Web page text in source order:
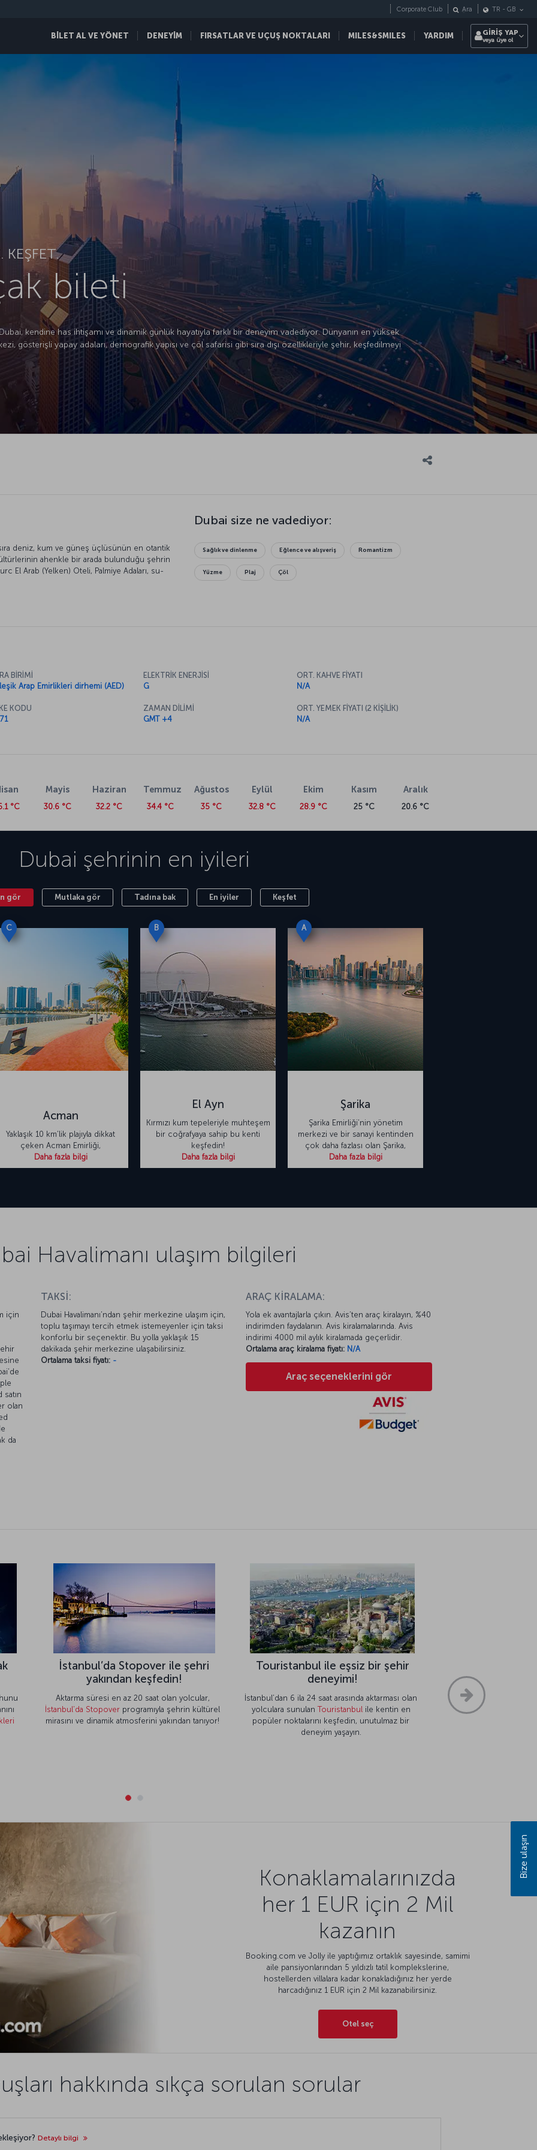
BİLET AL VE YÖNET DENEYİM FIRSATLAR VE UÇUŞ NOKTALARI MILES&SMILES YARDIM
Corporate Club Ara TR - GB
GİRİŞ YAP
veya üye ol
KEŞFET.
bileti
kendine has ihtişamı ve dinamik günlük hayatıyla farklı bir deneyim vadediyor. Dünyanın en yüksek
gösterişli yapay adaları, demografik yapısı ve çöl safarisi gibi sıra dışı özellikleriyle şehir, keşfedilmeyi
deniz, kum ve güneş üçlüsünün en otantik
ahenkle bir arada bulunduğu şehrin
El Arab (Yelken) Oteli, Palmiye Adaları, su-
sıcaklığın 40 derece dolaylarında seyrettiğini;
dereceyi, geceleri ise 30 dereceyi
için ekim-mayıs ayları arasını tercih
gezilecek yerler listenize dünyanın en
bir deneyim alanı sunuyor. 1787
Dubai Müzesi’nde bölgenin geçmiş
muhteşem manzarasını seyretmeye olanak
için 1 şehir 3 gün: Dubai içeriğimizi
bileti alın
4 saat 30 dakika sürüyor. İstanbul’dan
bulunuyor. Farklı şehirlerden
aktarmalı olarak yapılıyor. Dubai’ye uçmak
üzerinden satın alabilirsiniz.
yer alan palmiye ağaçlarıyla süslü yollar,
sağlayacak şekilde tasarlanmıştır.
Havalimanında butik mağazalar ve
ve rahatlatıcı spa hizmetleri gibi konforlu
5 km mesafedeki Garhoud bölgesinde yer
Dubai size ne vadediyor:
Sağlık ve dinlenme Eğlence ve alışveriş Romantizm
Yüzme Plaj Çöl
BİRİMİ
Arap Emirlikleri dirhemi (AED)
KODU
ELEKTRİK ENERJİSİ
G
ZAMAN DİLİMİ
GMT +4
ORT. KAHVE FİYATI
N/A
ORT. YEMEK FİYATI (2 KİŞİLİK)
N/A
°C
Mayis
30.6 °C
Haziran
32.2 °C
Temmuz
34.4 °C
Ağustos
35 °C
Eylül
32.8 °C
Ekim
28.9 °C
Kasım
25 °C
Aralık
20.6 °C
Dubai şehrinin en iyileri
gör Mutlaka gör Tadına bak En iyiler Keşfet
C
Acman
Yaklaşık 10 km’lik plajıyla dikkat
çeken Acman Emirliği,
Daha fazla bilgi
B
El Ayn
Kırmızı kum tepeleriyle muhteşem
bir coğrafyaya sahip bu kenti
keşfedin!
Daha fazla bilgi
A
Şarika
Şarika Emirliği’nin yönetim
merkezi ve bir sanayi kentinden
çok daha fazlası olan Şarika,
Daha fazla bilgi
Havalimanı ulaşım bilgileri
için
satın
olan
da
TAKSİ:
Dubai Havalimanı’ndan şehir merkezine ulaşım için,
toplu taşımayı tercih etmek istemeyenler için taksi
konforlu bir seçenektir. Bu yolla yaklaşık 15
dakikada şehir merkezine ulaşabilirsiniz.
Ortalama taksi fiyatı: -
ARAÇ KİRALAMA:
Yola ek avantajlarla çıkın. Avis’ten araç kiralayın, %40
indirimden faydalanın. Avis kiralamalarında. Avis
indirimi 4000 mil aylık kiralamada geçerlidir.
Ortalama araç kiralama fiyatı: N/A
Araç seçeneklerini gör
İstanbul’da Stopover ile şehri
yakından keşfedin!
Aktarma süresi en az 20 saat olan yolcular,
İstanbul’da Stopover programıyla şehrin kültürel
mirasını ve dinamik atmosferini yakından tanıyor!
Touristanbul ile eşsiz bir şehir
deneyimi!
İstanbul’dan 6 ila 24 saat arasında aktarması olan
yolculara sunulanTouristanbulile kentin en
popüler noktalarını keşfedin, unutulmaz bir
deneyim yaşayın.
Konaklamalarınızda
her 1 EUR için 2 Mil
kazanın
Booking.com ve Jolly ile yaptığımız ortaklık sayesinde, samimi
aile pansiyonlarından 5 yıldızlı tatil komplekslerine,
hostellerden villalara kadar konakladığınız her yerde
harcadığınız 1 EUR için 2 Mil kazanabilirsiniz.
Otel seç
hakkında sıkça sorulan sorular
Detaylı bilgi
Bize ulaşın